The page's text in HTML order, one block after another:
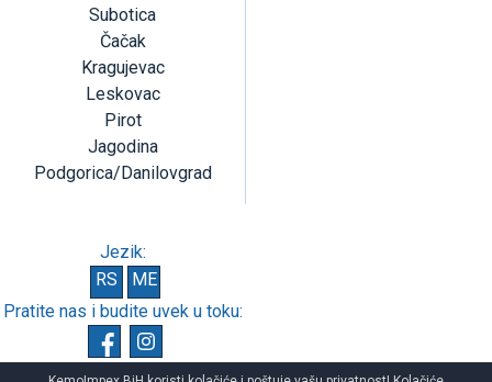
Subotica
Čačak
Kragujevac
Leskovac
Pirot
Jagodina
Podgorica/Danilovgrad
Jezik:
RS
ME
Pratite nas i budite uvek u toku: